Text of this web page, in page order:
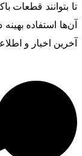
تا بتوانند قطعات
آن‌ها استفاده
آخرین اخبار و